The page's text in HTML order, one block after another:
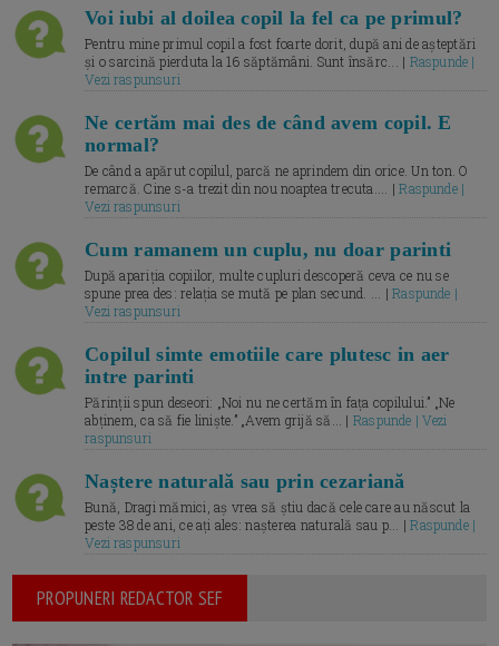
Voi iubi al doilea copil la fel ca pe primul?
Pentru mine primul copil a fost foarte dorit, după ani de așteptări
și o sarcină pierduta la 16 săptămâni. Sunt însărc... | Raspunde |
Vezi raspunsuri
Ne certăm mai des de când avem copil. E
normal?
De când a apărut copilul, parcă ne aprindem din orice. Un ton. O
remarcă. Cine s-a trezit din nou noaptea trecuta.... |Raspunde |
Vezi raspunsuri
Cum ramanem un cuplu, nu doar parinti
După apariția copiilor, multe cupluri descoperă ceva ce nu se
spune prea des: relația se mută pe plan secund. ... |Raspunde |
Vezi raspunsuri
Copilul simte emotiile care plutesc in aer
intre parinti
Părinții spun deseori: „Noi nu ne certăm în fața copilului.” „Ne
abținem, ca să fie liniște.” „Avem grijă să... | Raspunde | Vezi
raspunsuri
Naștere naturală sau prin cezariană
Bună, Dragi mămici, aș vrea să știu dacă cele care au născut la
peste 38 de ani, ce ați ales: nașterea naturală sau p... |Raspunde |
Vezi raspunsuri
PROPUNERI REDACTOR SEF